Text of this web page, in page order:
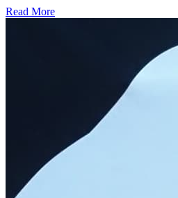
Read More